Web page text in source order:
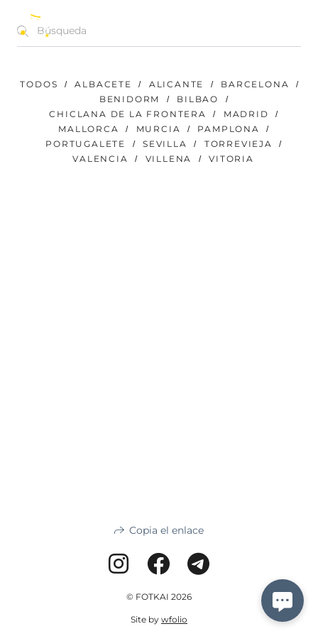
TODOS ALBACETE ALICANTE
BARCELONA
BENIDORM
BILBAO
CHICLANA DE LA FRONTERA
MADRID
MALLORCA
MURCIA
PAMPLONA
PORTUGALETE
SEVILLA
TORREVIEJA
VALENCIA
VILLENA VITORIA
Copia el enlace
© FOTKAI 2026
Site by wfolio